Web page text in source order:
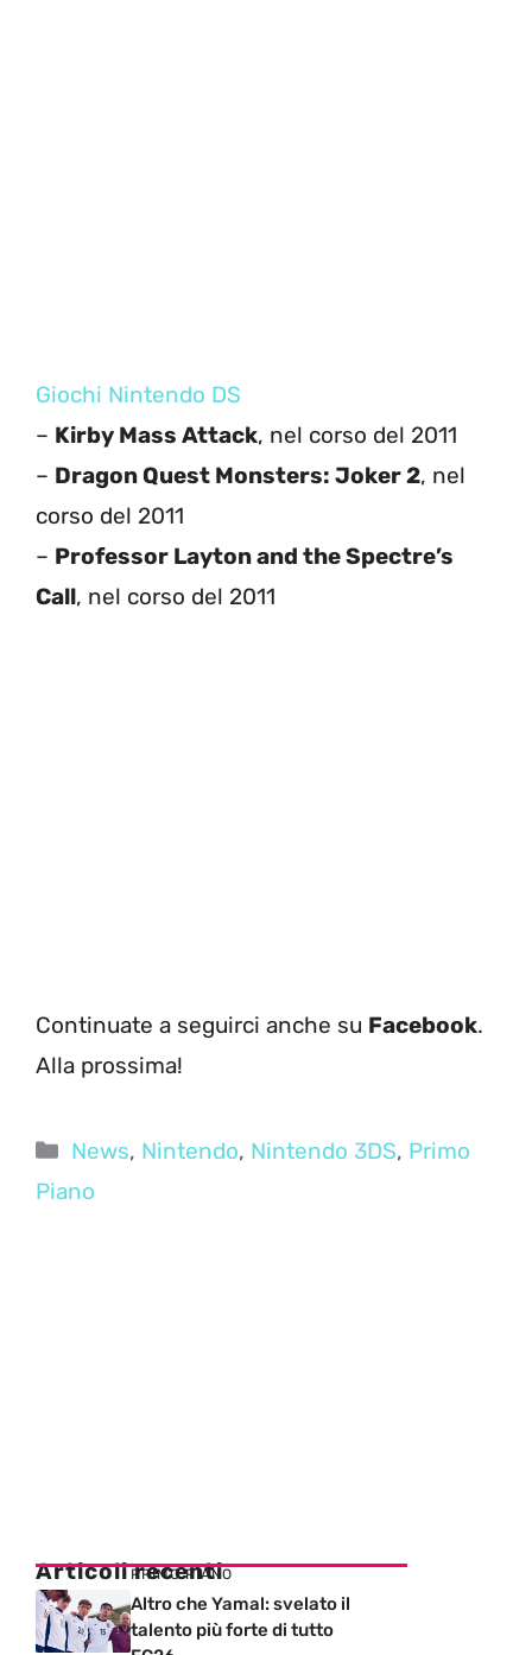
Giochi Nintendo DS
– Kirby Mass Attack, nel corso del 2011
– Dragon Quest Monsters: Joker 2, nel
corso del 2011
– Professor Layton and the Spectre’s
Call, nel corso del 2011
Continuate a seguirci anche su Facebook.
Alla prossima!
Categorie
News, Nintendo, Nintendo 3DS, Primo
Piano
Articoli recenti
PRIMO PIANO
Altro che Yamal: svelato il
talento più forte di tutto